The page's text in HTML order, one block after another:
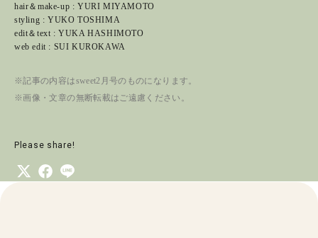
hair＆make-up : YURI MIYAMOTO
styling : YUKO TOSHIMA
edit＆text : YUKA HASHIMOTO
web edit : SUI KUROKAWA
※記事の内容はsweet2月号のものになります。
※画像・文章の無断転載はご遠慮ください。
Please share!